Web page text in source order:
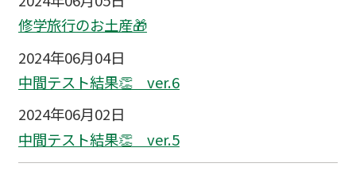
修学旅行のお土産🎁
2024年06月04日
中間テスト結果👏 ver.6
2024年06月02日
中間テスト結果👏 ver.5